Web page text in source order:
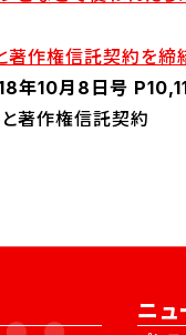
著作権信託契約を
10月8日号 P10,11
著作権信託契約
ニュ